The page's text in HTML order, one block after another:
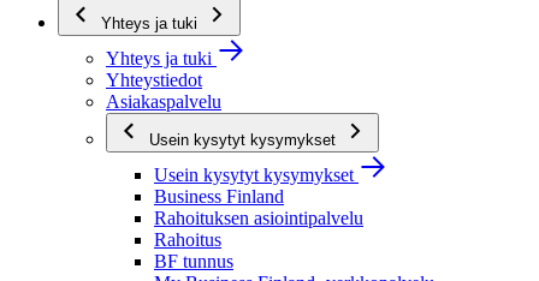
Yhteys ja tuki
Yhteys ja tuki
Yhteystiedot
Asiakaspalvelu
Usein kysytyt kysymykset
Usein kysytyt kysymykset
Business Finland
Rahoituksen asiointipalvelu
Rahoitus
BF tunnus